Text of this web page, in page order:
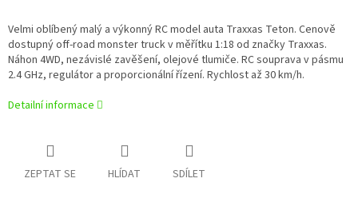
Velmi oblíbený malý a výkonný RC model auta Traxxas Teton. Cenově
dostupný off-road monster truck v měřítku 1:18 od značky Traxxas.
Náhon 4WD, nezávislé zavěšení, olejové tlumiče. RC souprava v pásmu
2.4 GHz, regulátor a proporcionální řízení. Rychlost až 30 km/h.
Detailní informace
ZEPTAT SE HLÍDAT SDÍLET